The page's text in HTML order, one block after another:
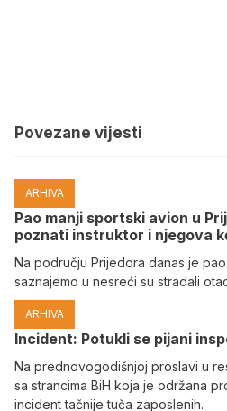
Povezane vijesti
ARHIVA
Pao manji sportski avion u
poznati instruktor i njegova
Na području Prijedora danas je
saznajemo u nesreći su stradali
ARHIVA
Incident: Potukli se pijani
Na prednovogodišnjoj proslavi u
sa strancima BiH koja je održana
incident tačnije tuča zaposlenih.